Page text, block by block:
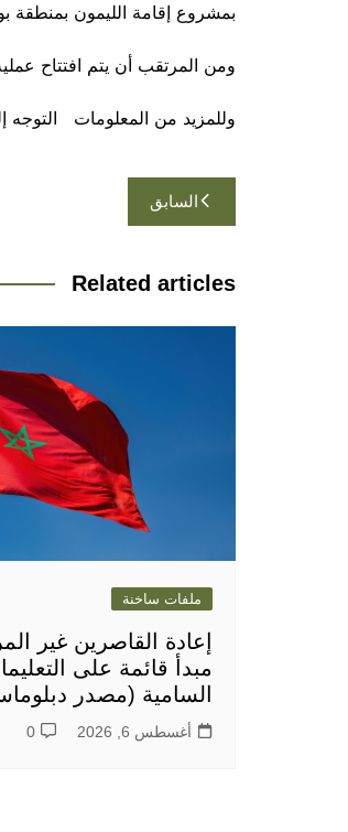
بمشروع إقامة الليمون بمنطقة
ومن المرتقب أن يتم افتتاح عملية البيع
وللمزيد من المعلومات التوجه
تصفّح
المقالات
السابق
Related articles
ملفات ساخنة
إعادة القاصرين غير
مبدأ قائمة على
السامية (مصدر
أغسطس 6, 2026 0